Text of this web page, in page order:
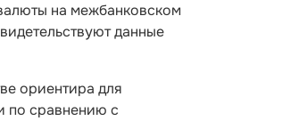
на межбанковском
данные
ориентира для
по сравнению с